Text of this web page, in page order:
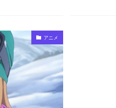
アニメ